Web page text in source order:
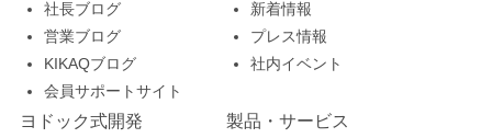
社長ブログ
営業ブログ
KIKAQブログ
会員サポートサイト
新着情報
プレス情報
社内イベント
ヨドック式開発 製品・サービス